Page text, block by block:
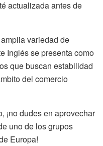
actualizada antes de
variedad de
Inglés se presenta como
que buscan estabilidad
del comercio
¡no dudes en aprovechar
uno de los grupos
Europa!